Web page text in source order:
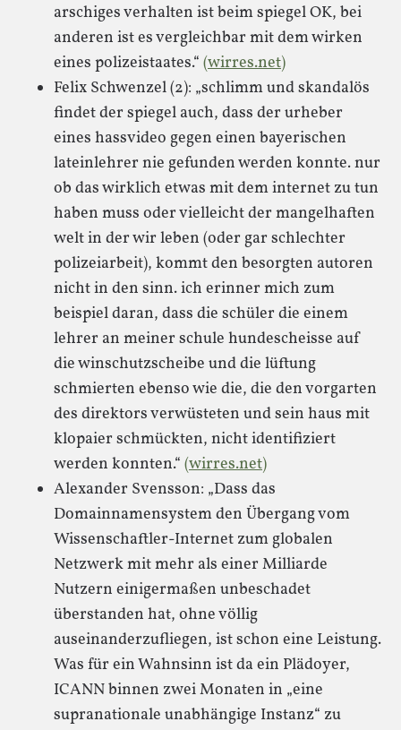
arschiges verhalten ist beim spiegel OK, bei
anderen ist es vergleichbar mit dem wirken
eines polizeistaates.“ (wirres.net)
Felix Schwenzel (2): „schlimm und skandalös
findet der spiegel auch, dass der urheber
eines hassvideo gegen einen bayerischen
lateinlehrer nie gefunden werden konnte. nur
ob das wirklich etwas mit dem internet zu tun
haben muss oder vielleicht der mangelhaften
welt in der wir leben (oder gar schlechter
polizeiarbeit), kommt den besorgten autoren
nicht in den sinn. ich erinner mich zum
beispiel daran, dass die schüler die einem
lehrer an meiner schule hundescheisse auf
die winschutzscheibe und die lüftung
schmierten ebenso wie die, die den vorgarten
des direktors verwüsteten und sein haus mit
klopaier schmückten, nicht identifiziert
werden konnten.“ (wirres.net)
Alexander Svensson: „Dass das
Domainnamensystem den Übergang vom
Wissenschaftler-Internet zum globalen
Netzwerk mit mehr als einer Milliarde
Nutzern einigermaßen unbeschadet
überstanden hat, ohne völlig
auseinanderzufliegen, ist schon eine Leistung.
Was für ein Wahnsinn ist da ein Plädoyer,
ICANN binnen zwei Monaten in „eine
supranationale unabhängige Instanz“ zu